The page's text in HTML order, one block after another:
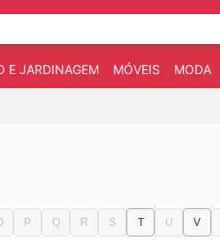
E JARDINAGEM MÓVEIS MODA
P Q R S T U V